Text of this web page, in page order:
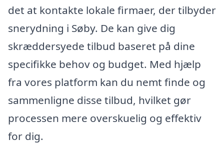
det at kontakte lokale firmaer, der tilbyder
snerydning i Søby. De kan give dig
skræddersyede tilbud baseret på dine
specifikke behov og budget. Med hjælp
fra vores platform kan du nemt finde og
sammenligne disse tilbud, hvilket gør
processen mere overskuelig og effektiv
for dig.